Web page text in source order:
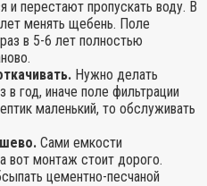
и перестают пропускать воду. В
менять щебень. Поле
в 5-6 лет полностью
Нужно делать
в год, иначе поле фильтрации
маленький, то обслуживать
Сами емкости
вот монтаж стоит дорого.
цементно-песчаной